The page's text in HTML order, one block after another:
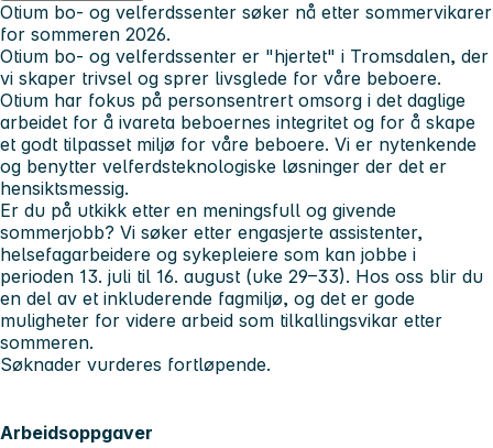
Otium bo- og velferdssenter søker nå etter sommervikarer
for sommeren 2026.
Otium bo- og velferdssenter er "hjertet" i Tromsdalen, der
vi skaper trivsel og sprer livsglede for våre beboere.
Otium har fokus på personsentrert omsorg i det daglige
arbeidet for å ivareta beboernes integritet og for å skape
et godt tilpasset miljø for våre beboere. Vi er nytenkende
og benytter velferdsteknologiske løsninger der det er
hensiktsmessig.
Er du på utkikk etter en meningsfull og givende
sommerjobb? Vi søker etter engasjerte assistenter,
helsefagarbeidere og sykepleiere som kan jobbe i
perioden 13. juli til 16. august (uke 29–33). Hos oss blir du
en del av et inkluderende fagmiljø, og det er gode
muligheter for videre arbeid som tilkallingsvikar etter
sommeren.
Søknader vurderes fortløpende.
Arbeidsoppgaver